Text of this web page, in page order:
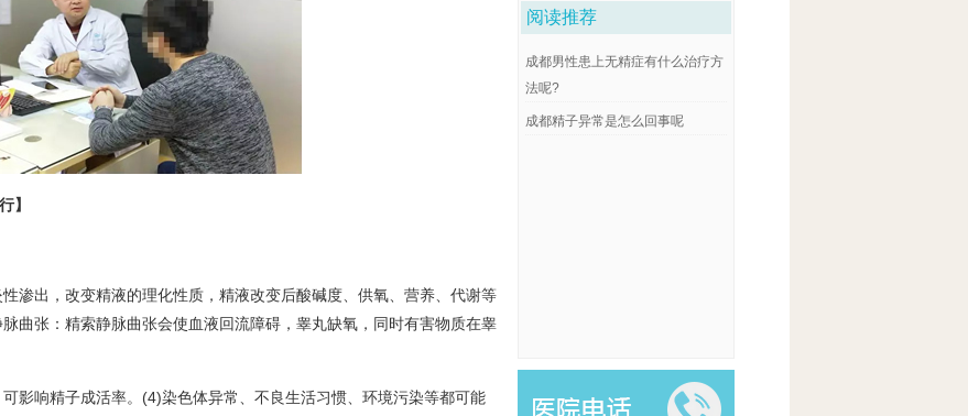
】
渗出，改变精液的理化性质，精液改变后酸碱度、供氧、营养、代谢等
曲张：精索静脉曲张会使血液回流障碍，睾丸缺氧，同时有害物质在睾
影响精子成活率。(4)染色体异常、不良生活习惯、环境污染等都可能
阅读推荐
成都男性患上无精症有什么治疗方
法呢?
成都精子异常是怎么回事呢